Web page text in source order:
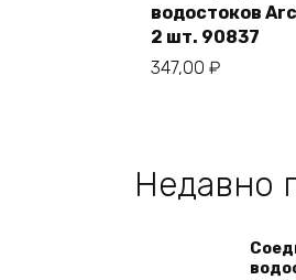
водостоков
2 шт. 90837
347,00 ₽
Недавно